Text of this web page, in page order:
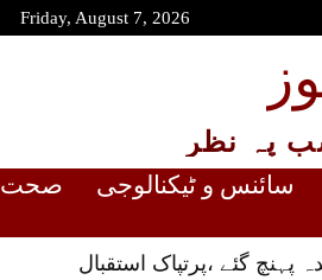
Friday, August 7, 2026
پہ نظر
سائنس و ٹیکنالوجی صحت
گئے ،پرتپاک استقبال